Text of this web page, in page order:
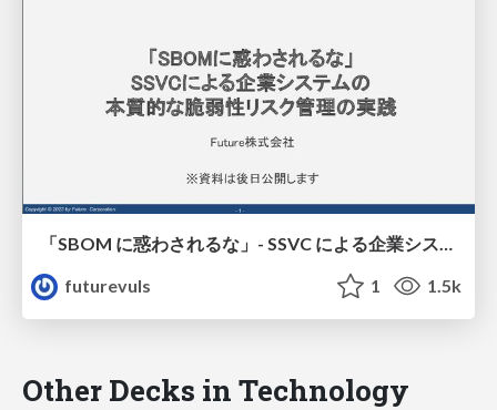
「SBOM に惑わされるな」- SSVC による企業システムの本質的な脆弱性リスク管理の実践
futurevuls
1 1.5k
Other Decks in Technology